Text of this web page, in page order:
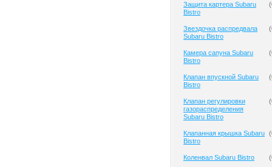
Защита картера Subaru
Bistro
(
Звездочка распредвала
Subaru Bistro
(
Камера сапуна Subaru
Bistro
(
Клапан впускной Subaru
Bistro
(
Клапан регулировки
газораспределения
Subaru Bistro
(
Клапанная крышка Subaru
Bistro
(
Коленвал Subaru Bistro (